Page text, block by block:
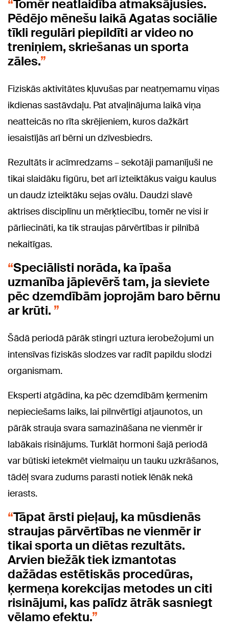
Tomēr neatlaidība atmaksājusies.
Pēdējo mēnešu laikā Agatas sociālie
tīkli regulāri piepildīti ar video no
treniņiem, skriešanas un sporta
zāles.
Fiziskās aktivitātes kļuvušas par neatņemamu viņas
ikdienas sastāvdaļu. Pat atvaļinājuma laikā viņa
neatteicās no rīta skrējieniem, kuros dažkārt
iesaistījās arī bērni un dzīvesbiedrs.
Rezultāts ir acīmredzams – sekotāji pamanījuši ne
tikai slaidāku figūru, bet arī izteiktākus vaigu kaulus
un daudz izteiktāku sejas ovālu. Daudzi slavē
aktrises disciplīnu un mērķtiecību, tomēr ne visi ir
pārliecināti, ka tik straujas pārvērtības ir pilnībā
nekaitīgas.
Speciālisti norāda, ka īpaša
uzmanība jāpievērš tam, ja sieviete
pēc dzemdībām joprojām baro bērnu
ar krūti.
Šādā periodā pārāk stingri uztura ierobežojumi un
intensīvas fiziskās slodzes var radīt papildu slodzi
organismam.
Eksperti atgādina, ka pēc dzemdībām ķermenim
nepieciešams laiks, lai pilnvērtīgi atjaunotos, un
pārāk strauja svara samazināšana ne vienmēr ir
labākais risinājums. Turklāt hormoni šajā periodā
var būtiski ietekmēt vielmaiņu un tauku uzkrāšanos,
tādēļ svara zudums parasti notiek lēnāk nekā
ierasts.
Tāpat ārsti pieļauj, ka mūsdienās
straujas pārvērtības ne vienmēr ir
tikai sporta un diētas rezultāts.
Arvien biežāk tiek izmantotas
dažādas estētiskās procedūras,
ķermeņa korekcijas metodes un citi
risinājumi, kas palīdz ātrāk sasniegt
vēlamo efektu.